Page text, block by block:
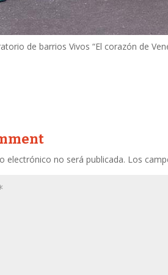
de barrios Vivos “El corazón de
electrónico no será publicada. Los